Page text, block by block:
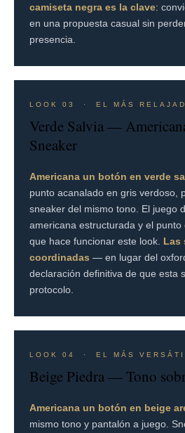
camiseta negra es la clave:
en una propuesta casual sin
presencia.
LOOK 03 · EL MÁS
Verde Salvia —
Sneaker
Americana un botón en verde
punto acanalado en gris verdoso,
sneaker del mismo tono. El juego
americana estructurada y el punto
que hace funcionar este look. Las
coordinadas — en lugar del
declaración definitiva de que esta
protocolo.
LOOK 04 · EL MÁS
Beige Piedra — Tono
Americana un botón en beige
mismo tono y pantalón a juego.